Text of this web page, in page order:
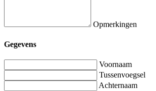
Opmerkingen
Gegevens
Voornaam
Tussenvoegsel
Achternaam